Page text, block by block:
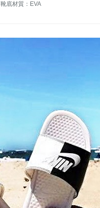
靴底材質：EVA